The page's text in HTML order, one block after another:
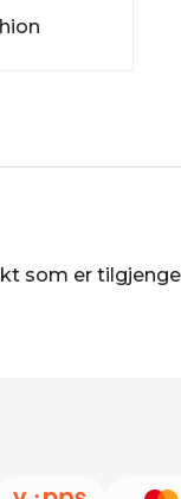
som er